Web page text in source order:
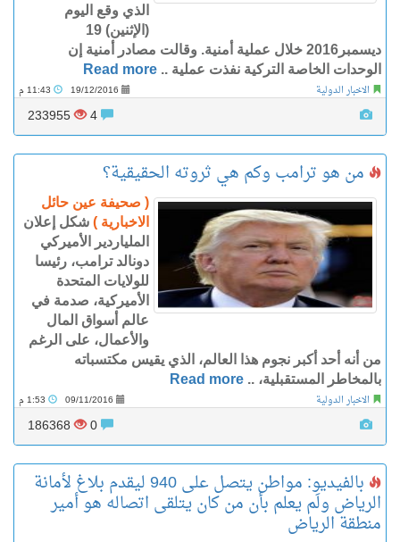
الذي وقع اليوم
(الإثنين) 19
ديسمبر2016 خلال عملية أمنية. وقالت مصادر أمنية إن
الوحدات الخاصة التركية نفذت عملية .. Read more
الاخبار الدولية 19/12/2016
233955
من هو ترامب وكم هي ثروته الحقيقية؟
( صحيفة عين حائل
الاخبارية ) شكل إعلان
الملياردير الأميركي
دونالد ترامب، رئيسا
للولايات المتحدة
الأميركية، صدمة في
عالم أسواق المال
والأعمال، على الرغم
من أنه أحد أكبر نجوم هذا العالم، الذي يقيس مكتسباته
بالمخاطر المستقبلية، .. Read more
الاخبار الدولية 09/11/2016
186368
بالفيديو: مواطن يتصل على 940 ليقدم بلاغ لأمانة
الرياض ولَم يعلم بأن من كان يتلقى اتصاله هو أمير
منطقة الرياض